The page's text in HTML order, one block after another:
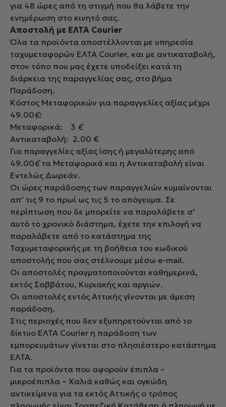
για 48 ώρες από τη στιγμή που θα λάβετε την
ενημέρωση στο κινητό σας.
Αποστολή με ΕΛΤΑ Courier
Όλα τα προϊόντα αποστέλλονται με υπηρεσία
ταχυμεταφορών ΕΛΤΑ Courier, και με αντικαταβολή,
στον τόπο που μας έχετε υποδείξει κατά τη
διάρκεια της παραγγελίας σας, στο βήμα
Παράδοση.
Κόστος Μεταφορικών για παραγγελίες αξίας μέχρι
49.00€:
Μεταφορικά: 3 €
Αντικαταβολή: 2.00 €
Για παραγγελίες αξίας ίσης ή μεγαλύτερης από
49.00€τα Μεταφορικά και η Αντικαταβολή είναι
Εντελώς Δωρεάν.
Οι ώρες παράδοσης των παραγγελιών κυμαίνονται
απ’ τις 9 το πρωί ως τις 5 το απόγευμα. Σε
περίπτωση που δε μπορείτε να παραλάβετε σ’
αυτό το χρονικό διάστημα, έχετε την επιλογή να
παραλάβετε από το κατάστημα της
Ταχυμεταφορικής με τη βοήθεια του κωδικού
αποστολής που σας στέλνουμε μέσω e-mail.
Οι αποστολές πραγματοποιούνται καθημερινά,
εκτός Σαββάτου, Κυριακής και αργιών.
Οι αποστολές εντός Αττικής γίνονται με άμεση
παράδοση.
Στις περιοχές που δεν εξυπηρετούνται από το
δίκτυο ΕΛΤΑ Courier η παράδοση των
εμπορευμάτων γίνεται στο πλησιέστερο κατάστημα
ΕΛΤΑ.
Για τα προϊόντα που αφορούν έπιπλα –
μικροέπιπλα – Χαλιά καθώς και ογκώδη
αντικείμενα για τα εκτός Αττικής ο τρόπος